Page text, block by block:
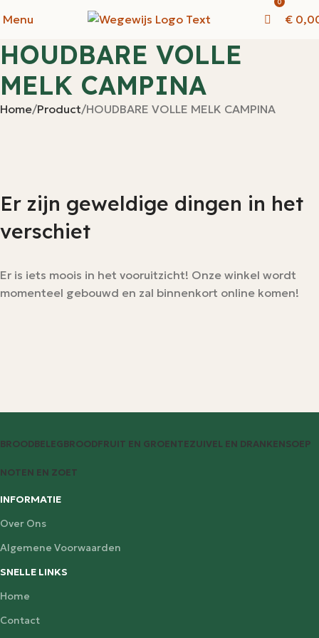
Menu
0
€
HOUDBARE VOLLE
MELK CAMPINA
Home Product HOUDBARE VOLLE MELK CAMPINA
Er zijn geweldige dingen in het
verschiet
Er is iets moois in het vooruitzicht! Onze winkel wordt
momenteel gebouwd en zal binnenkort online komen!
BROODBELEGBROODFRUIT EN GROENTEZUIVEL EN DRANKENSOEP
NOTEN EN ZOET
INFORMATIE
Over Ons
Algemene Voorwaarden
SNELLE LINKS
Home
Contact